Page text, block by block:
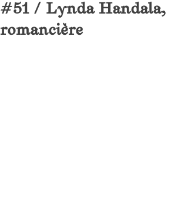
#51 / Lynda Handala,
romancière